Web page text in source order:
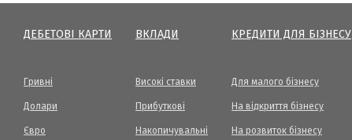
ДЕБЕТОВІ КАРТИ
Гривні
Долари
Євро
ВКЛАДИ
Високі ставки
Прибуткові
Накопичувальні
КРЕДИТИ ДЛЯ БІЗНЕСУ
Для малого бізнесу
На відкриття бізнесу
На розвиток бізнесу